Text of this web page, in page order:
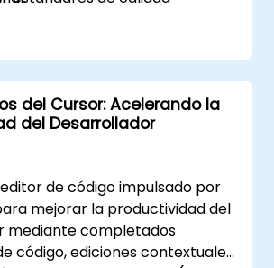
del Cursor: Acelerando la
del Desarrollador
de código impulsado por
mejorar la productividad del
mediante completados
código, ediciones contextuales